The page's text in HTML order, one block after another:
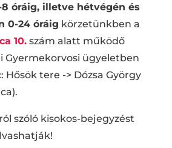
óráig, illetve hétvégén és
0-24 óráig körzetünkben a
10.szám alatt működő
Gyermekorvosi ügyeletben
Hősök tere -> Dózsa György
szóló kisokos-bejegyzést